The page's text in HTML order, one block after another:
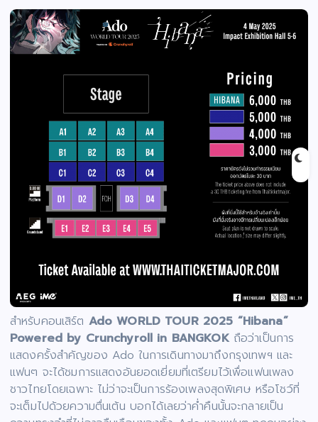
สำหรับคอนเสิร์ต Ado WORLD TOUR 2025 “Hibana”
Powered by Crunchyroll in BANGKOKถือว่าเป็นการ
แสดงครั้งสำคัญของ Ado ในการเดินทางมาถึงกรุงเทพฯ และ
แฟนๆ จะได้ชมการแสดงอันยอดเยี่ยมที่เตรียมไว้เพื่อแฟนเพลง
ชาวไทยโดยเฉพาะ ไม่ว่าจะเป็นการร้องเพลงสุดพิเศษ หรือโชว์ที่
จะเต็มไปด้วยความตื่นเต้น บอกได้เลยว่าค่ำคืนนั้นจะกลายเป็น